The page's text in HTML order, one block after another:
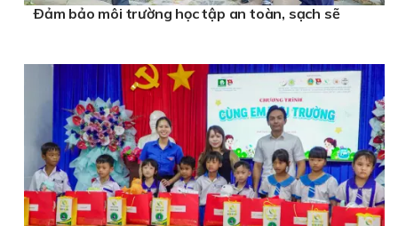
Ðảm bảo môi trường học tập an toàn, sạch sẽ